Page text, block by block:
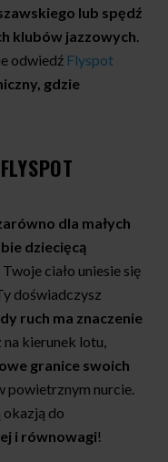
lub spędź
klubów jazzowych.
odwiedź Flyspot
gdzie
dla małych
dziecięcą
ciało uniesie się
doświadczysz
ruch ma znaczenie
na kierunek lotu,
granice swoich
powietrznym nurcie.
okazją do
i równowagi!